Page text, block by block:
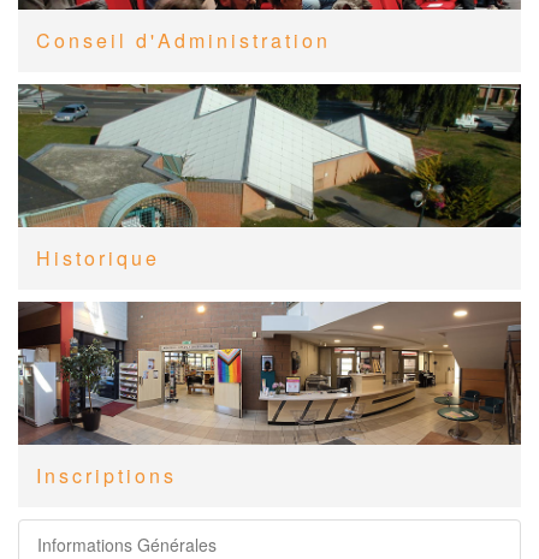
Conseil d'Administration
Historique
Inscriptions
Informations Générales